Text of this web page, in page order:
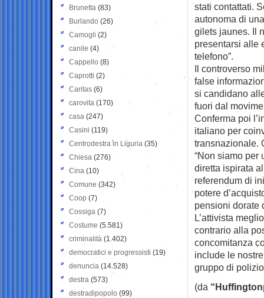
stati contattati.
autonoma di
gilets jaunes. Il
presentarsi alle
telefono”.
Il controverso
false
si candidano
fuori dal
Conferma poi
italiano per
transnazionale.
“Non siamo per
diretta ispirata
referendum di
potere
pensioni dorate
L’attivista
contrario alla
concomitanza
include le
gruppo di
(da
Brunetta (83)
Burlando (26)
Camogli (2)
canile (4)
Cappello (8)
Caprotti (2)
Caritas (6)
carovita (170)
casa (247)
Casini (119)
Centrodestra in Liguria (35)
Chiesa (276)
Cina (10)
Comune (342)
Coop (7)
Cossiga (7)
Costume (5.581)
criminalità (1.402)
democratici e progressisti (19)
denuncia (14.528)
destra (573)
destradipopolo (99)